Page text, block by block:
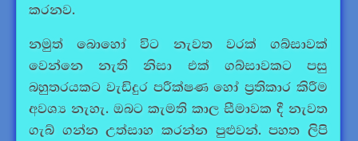
කරනව.
නමුත් බොහෝ විට නැවත වරක් ගබ්සාවක්
වෙන්නෙ නැති නිසා එක් ගබ්සාවකට පසු
බහුතරයකට වැඩිදුර පරීක්ෂණ හෝ ප්‍රතිකාර කිරීම
අවශ්‍ය නැහැ. ඔබට කැමති කාල සීමාවක දී නැවත
ගැබ් ගන්න උත්සාහ කරන්න පුළුවන්. පහත ලිපි